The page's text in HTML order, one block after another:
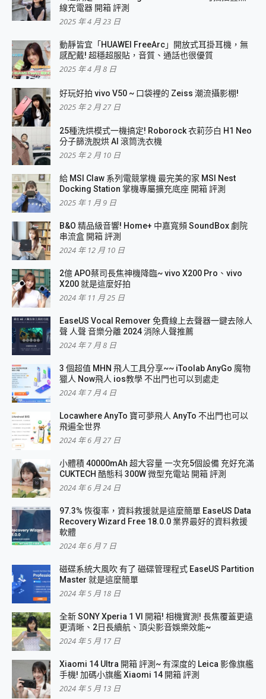
線充電器 開箱 評測
2025 年 4 月 23 日
動靜皆宜「HUAWEI FreeArc」開放式耳掛耳機，無
感配戴! 超穩超服貼，音質、通話也很優質
2025 年 4 月 8 日
好玩好拍 vivo V50 ~ 口袋裡的 Zeiss 潮流攝影棚!
2025 年 2 月 27 日
25種洗烘模式一機搞定! Roborock 衣莉莎白 H1 Neo
分子篩洗脫烘 AI 滾筒洗衣機
2025 年 2 月 10 日
給 MSI Claw 系列電競掌機 最完美的家 MSI Nest
Docking Station 掌機專屬擴充底座 開箱 評測
2025 年 1 月 9 日
B&O 精品級音響! Home+ 中嘉寬頻 SoundBox 劇院
串流盒 開箱 評測
2024 年 12 月 10 日
2億 APO蔡司長焦神機降臨~ vivo X200 Pro、vivo
X200 就是這麼好拍
2024 年 11 月 25 日
EaseUS Vocal Remover 免費線上去聲器一鍵去除人
聲 人聲 音樂分離 2024 消除人聲推薦
2024 年 7 月 8 日
3 個超值 MHN 飛人工具分享~~ iToolab AnyGo 魔物
獵人 Now飛人 ios教學 不出門也可以到處走
2024 年 7 月 4 日
Locawhere AnyTo 寶可夢飛人 AnyTo 不出門也可以
飛遍全世界
2024 年 6 月 27 日
小體積 40000mAh 超大容量 一次充5個設備 充好充滿
CUKTECH 酷態科 300W 微型充電站 開箱 評測
2024 年 6 月 24 日
97.3% 恢復率，資料救援就是這麼簡單 EaseUS Data
Recovery Wizard Free 18.0.0 業界最好的資料救援
軟體
2024 年 6 月 7 日
磁碟系統大風吹 有了 磁碟管理程式 EaseUS Partition
Master 就是這麼簡單
2024 年 5 月 18 日
全新 SONY Xperia 1 VI 開箱! 相機實測! 長焦覆蓋更遠
更清晰、2日長續航、頂尖影音娛樂效能~
2024 年 5 月 17 日
Xiaomi 14 Ultra 開箱 評測~ 有深度的 Leica 影像旗艦
手機! 加碼小旗艦 Xiaomi 14 開箱 評測
2024 年 5 月 13 日